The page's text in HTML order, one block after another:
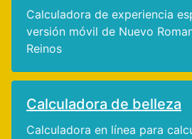
Calculadora de experiencia
versión móvil de Nuevo
Reinos
Calculadora de belleza
Calculadora en línea para